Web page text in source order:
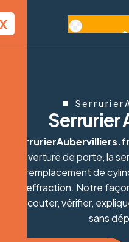
Serrurier
SerrurierAubervilliers.fr
l’ouverture de porte, la
remplacement de
effraction. Notre
écouter, vérifier,
sans